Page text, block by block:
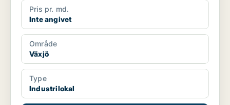
Pris pr. md.
Inte angivet
Område
Växjö
Type
Industrilokal